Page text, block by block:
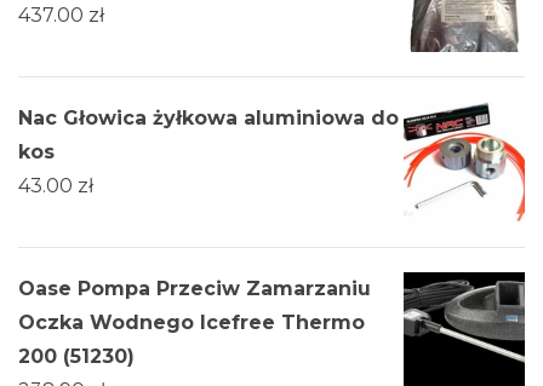
437.00 zł
Nac Głowica żyłkowa aluminiowa do
kos
43.00 zł
Oase Pompa Przeciw Zamarzaniu
Oczka Wodnego Icefree Thermo
200 (51230)